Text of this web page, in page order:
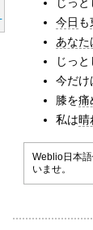
今日 も
あなた
じっと
今だけ
膝を痛
私は晴
Weblio日本
いませ。